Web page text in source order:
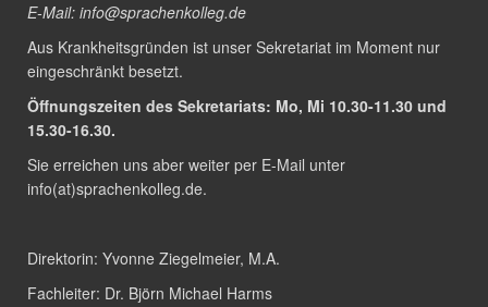
E-Mail: info@sprachenkolleg.de
Aus Krankheitsgründen ist unser Sekretariat im Moment nur
eingeschränkt besetzt.
Öffnungszeiten des Sekretariats: Mo, Mi 10.30-11.30 und
15.30-16.30.
Sie erreichen uns aber weiter per E-Mail unter
info(at)sprachenkolleg.de.
Direktorin: Yvonne Ziegelmeier, M.A.
Fachleiter: Dr. Björn Michael Harms